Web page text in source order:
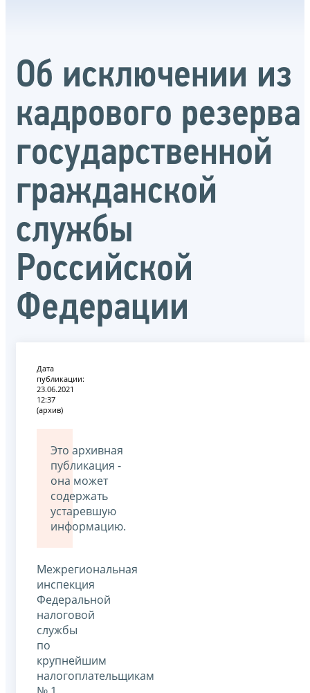
Об исключении из
кадрового резерва
государственной
гражданской
службы
Российской
Федерации
Дата
публикации:
23.06.2021
12:37
(архив)
Это архивная
публикация -
она может
содержать
устаревшую
информацию.
Межрегиональная
инспекция
Федеральной
налоговой
службы
по
крупнейшим
налогоплательщикам